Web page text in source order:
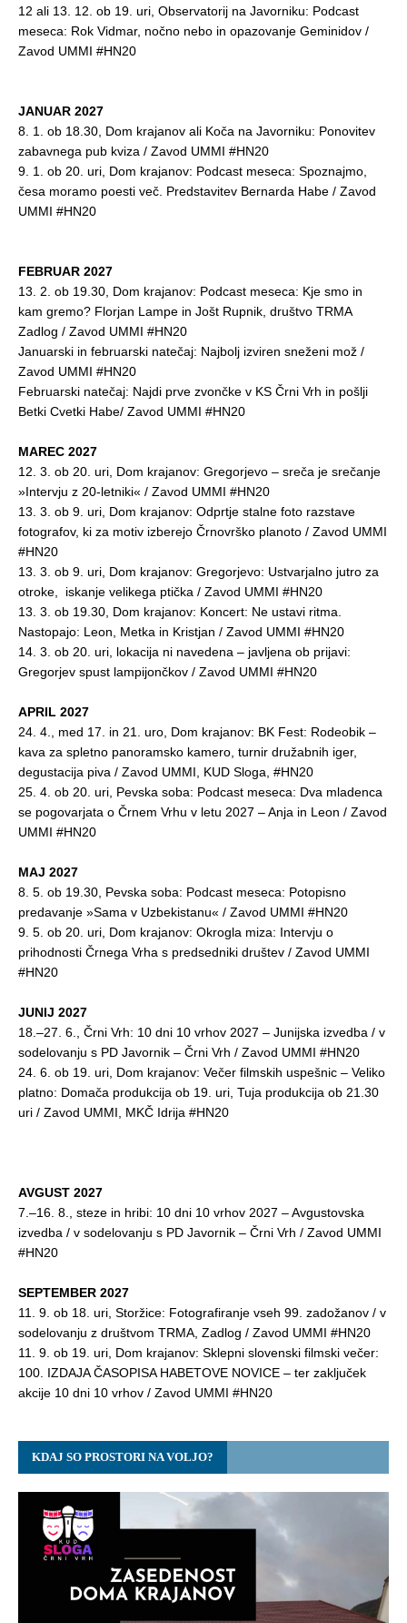
12 ali 13. 12. ob 19. uri, Observatorij na Javorniku: Podcast
meseca: Rok Vidmar, nočno nebo in opazovanje Geminidov /
Zavod UMMI #HN20
JANUAR 2027
8. 1. ob 18.30, Dom krajanov ali Koča na Javorniku: Ponovitev
zabavnega pub kviza / Zavod UMMI #HN20
9. 1. ob 20. uri, Dom krajanov: Podcast meseca: Spoznajmo,
česa moramo poesti več. Predstavitev Bernarda Habe / Zavod
UMMI #HN20
FEBRUAR 2027
13. 2. ob 19.30, Dom krajanov: Podcast meseca: Kje smo in
kam gremo? Florjan Lampe in Jošt Rupnik, društvo TRMA
Zadlog / Zavod UMMI #HN20
Januarski in februarski natečaj: Najbolj izviren sneženi mož /
Zavod UMMI #HN20
Februarski natečaj: Najdi prve zvončke v KS Črni Vrh in pošlji
Betki Cvetki Habe/ Zavod UMMI #HN20
MAREC 2027
12. 3. ob 20. uri, Dom krajanov: Gregorjevo – sreča je srečanje
»Intervju z 20-letniki« / Zavod UMMI #HN20
13. 3. ob 9. uri, Dom krajanov: Odprtje stalne foto razstave
fotografov, ki za motiv izberejo Črnovrško planoto / Zavod UMMI
#HN20
13. 3. ob 9. uri, Dom krajanov: Gregorjevo: Ustvarjalno jutro za
otroke, iskanje velikega ptička / Zavod UMMI #HN20
13. 3. ob 19.30, Dom krajanov: Koncert: Ne ustavi ritma.
Nastopajo: Leon, Metka in Kristjan / Zavod UMMI #HN20
14. 3. ob 20. uri, lokacija ni navedena – javljena ob prijavi:
Gregorjev spust lampijončkov / Zavod UMMI #HN20
APRIL 2027
24. 4., med 17. in 21. uro, Dom krajanov: BK Fest: Rodeobik –
kava za spletno panoramsko kamero, turnir družabnih iger,
degustacija piva / Zavod UMMI, KUD Sloga, #HN20
25. 4. ob 20. uri, Pevska soba: Podcast meseca: Dva mladenca
se pogovarjata o Črnem Vrhu v letu 2027 – Anja in Leon / Zavod
UMMI #HN20
MAJ 2027
8. 5. ob 19.30, Pevska soba: Podcast meseca: Potopisno
predavanje »Sama v Uzbekistanu« / Zavod UMMI #HN20
9. 5. ob 20. uri, Dom krajanov: Okrogla miza: Intervju o
prihodnosti Črnega Vrha s predsedniki društev / Zavod UMMI
#HN20
JUNIJ 2027
18.–27. 6., Črni Vrh: 10 dni 10 vrhov 2027 – Junijska izvedba / v
sodelovanju s PD Javornik – Črni Vrh / Zavod UMMI #HN20
24. 6. ob 19. uri, Dom krajanov: Večer filmskih uspešnic – Veliko
platno: Domača produkcija ob 19. uri, Tuja produkcija ob 21.30
uri / Zavod UMMI, MKČ Idrija #HN20
AVGUST 2027
7.–16. 8., steze in hribi: 10 dni 10 vrhov 2027 – Avgustovska
izvedba / v sodelovanju s PD Javornik – Črni Vrh / Zavod UMMI
#HN20
SEPTEMBER 2027
11. 9. ob 18. uri, Storžice: Fotografiranje vseh 99. zadožanov / v
sodelovanju z društvom TRMA, Zadlog / Zavod UMMI #HN20
11. 9. ob 19. uri, Dom krajanov: Sklepni slovenski filmski večer:
100. IZDAJA ČASOPISA HABETOVE NOVICE – ter zaključek
akcije 10 dni 10 vrhov / Zavod UMMI #HN20
KDAJ SO PROSTORI NA VOLJO?